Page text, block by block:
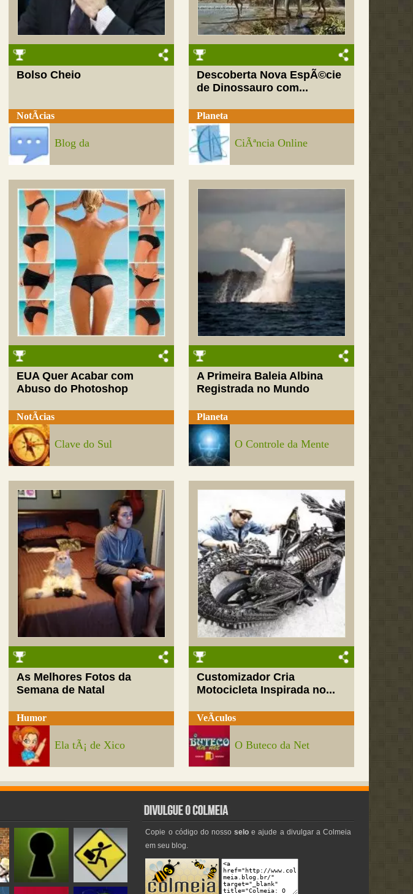
Bolso Cheio
NotÃ­cias
Blog da
Descoberta Nova EspÃ©cie
de Dinossauro com...
Planeta
CiÃªncia Online
EUA Quer Acabar com
Abuso do Photoshop
NotÃ­cias
Clave do Sul
A Primeira Baleia Albina
Registrada no Mundo
Planeta
O Controle da Mente
As Melhores Fotos da
Semana de Natal
Humor
Ela tÃ¡ de Xico
Customizador Cria
Motocicleta Inspirada no...
VeÃ­culos
O Buteco da Net
Copie o código do nossoselo e ajude a divulgar a Colmeia
em seu blog.